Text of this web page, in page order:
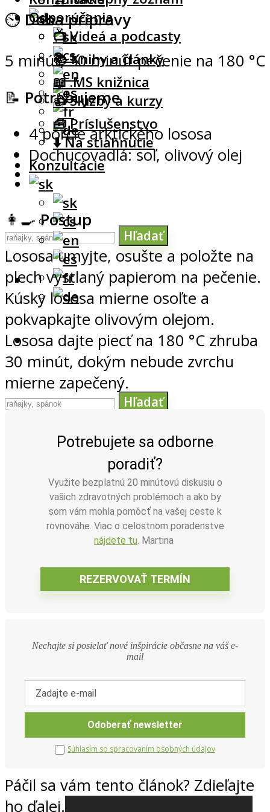
Hľadať
Odporúčania
📺 Videá a podcasty
📚 Knihy a články
📖 .MS knižnica
👍 Služby a kurzy
🧰 Príslušenstvo
⬇️ Na stiahnutie
Konzultácie
Hľadať
⏲ Doba prípravy
5 minút, 30 minút pečenie na 180 °C
📝 Potrebujeme
4 porcie arktického lososa
Dochucovadlá: soľ, olivový olej
👩‍🍳Postup
Lososa umyjte, osušte a položte na
plech vystlaný papierom na pečenie.
Kúsky lososa mierne osoľte a
pokvapkajte olivovým olejom.
Lososa dajte piecť na 180 °C zhruba
30 minút, dokým nebude zvrchu
mierne zapečený.
Potrebujete sa odborne
poradiť?
Využite bezplatnú 20 minútovú diskusiu o
vašich zdravotných problémoch a ako by
som vám mohla pomôcť na vašej ceste k
rovnováhe. Viac o celostnom poradenstve
nájdete tu. Martina
Nechajte si posielať nové inšpirácie občasne na váš e-
mail
Súhlasím so spracovaním osobných údajov
Páčil sa vám tento článok? Zdieľajte
ho ďalej.